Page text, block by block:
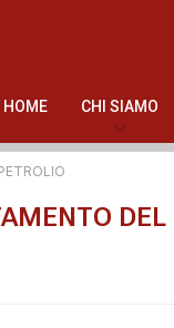
HOME CHI SIAMO
DEL